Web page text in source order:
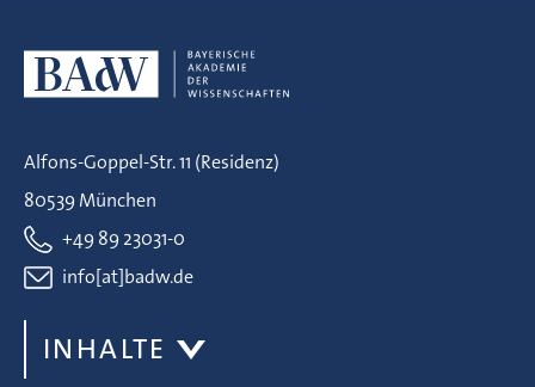
Alfons-Goppel-Str. 11 (Residenz)
80539 München
+49 89 23031-0
info[at]badw.de
INHALTE